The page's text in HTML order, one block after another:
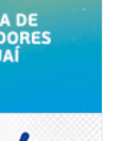
de 330 quilos de